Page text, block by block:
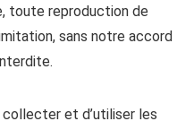
toute reproduction de
sans notre accord
et d’utiliser les